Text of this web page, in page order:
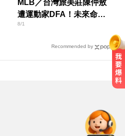
MLB／台灣旅美莊陳仲敖
遭運動家DFA！未來命運
曝光
8/1
Recommended by